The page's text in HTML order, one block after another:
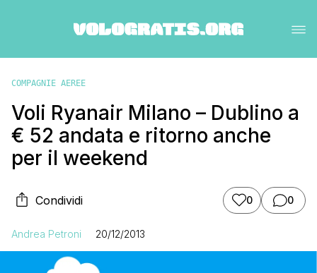
COMPAGNIE AEREE
Voli Ryanair Milano – Dublino a
€ 52 andata e ritorno anche
per il weekend
Condividi 0 0
Andrea Petroni 20/12/2013